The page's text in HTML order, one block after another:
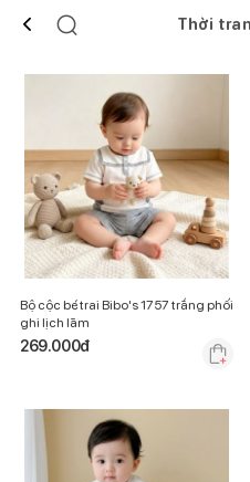
Thời
Bộ cộc bé trai Bibo's 1757 trắng phối
ghi lịch lãm
269.000đ